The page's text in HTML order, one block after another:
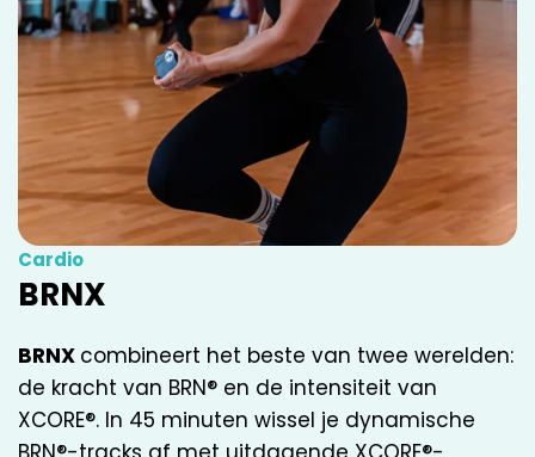
Cardio
BRNX
BRNX combineert het beste van twee werelden:
de kracht van BRN® en de intensiteit van
XCORE®. In 45 minuten wissel je dynamische